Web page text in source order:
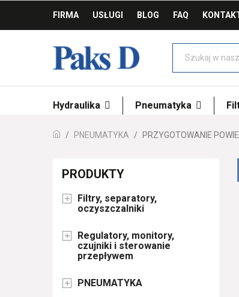
FIRMA USŁUGI BLOG FAQ
Hydraulika Pneumatyka
PNEUMATYKA PRZYGOTOWANIE
PRODUKTY
Filtry, separatory,
oczyszczalniki

Regulatory, monitory,
czujniki i sterowanie
przepływem

PNEUMATYKA
